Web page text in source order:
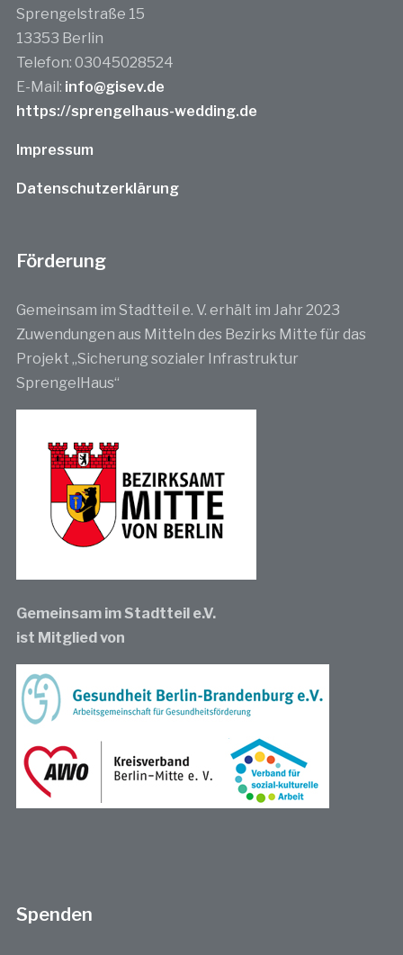
Sprengelstraße 15
13353 Berlin
Telefon: 03045028524
E-Mail: info@gisev.de
https://sprengelhaus-wedding.de
Impressum
Datenschutzerklärung
Förderung
Gemeinsam im Stadtteil e. V. erhält im Jahr 2023
Zuwendungen aus Mitteln des Bezirks Mitte für das
Projekt „Sicherung sozialer Infrastruktur
SprengelHaus“
Gemeinsam im Stadtteil e.V.
ist Mitglied von
Spenden